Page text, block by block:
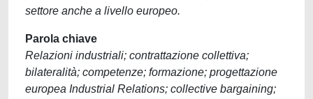
settore anche a livello europeo.
Parola chiave
Relazioni industriali; contrattazione collettiva;
bilateralità; competenze; formazione; progettazione
europea Industrial Relations; collective bargaining;